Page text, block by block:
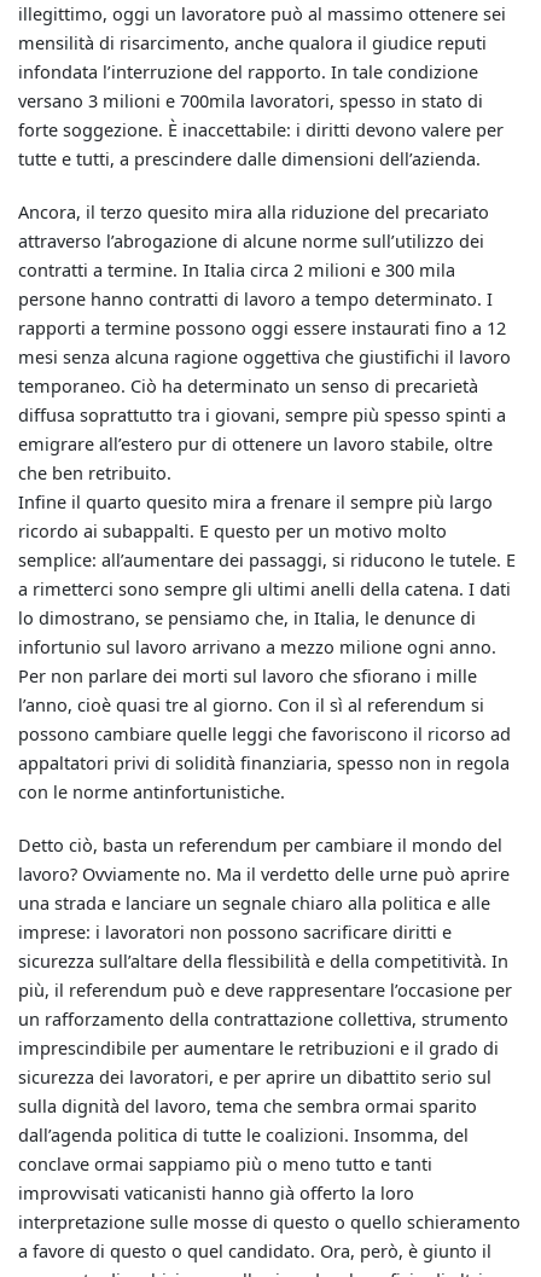
illegittimo, oggi un lavoratore può al massimo ottenere sei
mensilità di risarcimento, anche qualora il giudice reputi
infondata l’interruzione del rapporto. In tale condizione
versano 3 milioni e 700mila lavoratori, spesso in stato di
forte soggezione. È inaccettabile: i diritti devono valere per
tutte e tutti, a prescindere dalle dimensioni dell’azienda.
Ancora, il terzo quesito mira alla riduzione del precariato
attraverso l’abrogazione di alcune norme sull’utilizzo dei
contratti a termine. In Italia circa 2 milioni e 300 mila
persone hanno contratti di lavoro a tempo determinato. I
rapporti a termine possono oggi essere instaurati fino a 12
mesi senza alcuna ragione oggettiva che giustifichi il lavoro
temporaneo. Ciò ha determinato un senso di precarietà
diffusa soprattutto tra i giovani, sempre più spesso spinti a
emigrare all’estero pur di ottenere un lavoro stabile, oltre
che ben retribuito.
Infine il quarto quesito mira a frenare il sempre più largo
ricordo ai subappalti. E questo per un motivo molto
semplice: all’aumentare dei passaggi, si riducono le tutele. E
a rimetterci sono sempre gli ultimi anelli della catena. I dati
lo dimostrano, se pensiamo che, in Italia, le denunce di
infortunio sul lavoro arrivano a mezzo milione ogni anno.
Per non parlare dei morti sul lavoro che sfiorano i mille
l’anno, cioè quasi tre al giorno. Con il sì al referendum si
possono cambiare quelle leggi che favoriscono il ricorso ad
appaltatori privi di solidità finanziaria, spesso non in regola
con le norme antinfortunistiche.
Detto ciò, basta un referendum per cambiare il mondo del
lavoro? Ovviamente no. Ma il verdetto delle urne può aprire
una strada e lanciare un segnale chiaro alla politica e alle
imprese: i lavoratori non possono sacrificare diritti e
sicurezza sull’altare della flessibilità e della competitività. In
più, il referendum può e deve rappresentare l’occasione per
un rafforzamento della contrattazione collettiva, strumento
imprescindibile per aumentare le retribuzioni e il grado di
sicurezza dei lavoratori, e per aprire un dibattito serio sul
sulla dignità del lavoro, tema che sembra ormai sparito
dall’agenda politica di tutte le coalizioni. Insomma, del
conclave ormai sappiamo più o meno tutto e tanti
improvvisati vaticanisti hanno già offerto la loro
interpretazione sulle mosse di questo o quello schieramento
a favore di questo o quel candidato. Ora, però, è giunto il